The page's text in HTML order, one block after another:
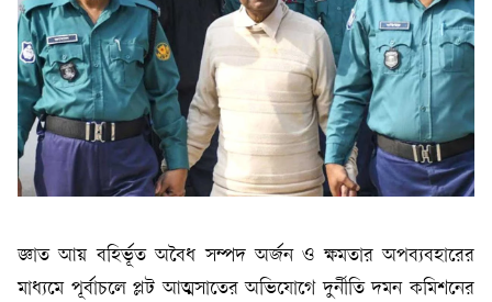
জ্ঞাত আয় বহির্ভূত অবৈধ সম্পদ অর্জন ও ক্ষমতার অপব্যবহারের
মাধ্যমে পূর্বাচলে প্লট আত্মসাতের অভিযোগে দুর্নীতি দমন কমিশনের